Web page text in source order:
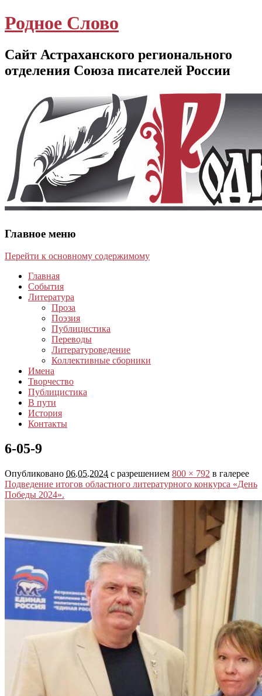
Родное Слово
Сайт Астраханского регионального
отделения Союза писателей России
Главное меню
Перейти к основному содержимому
Главная
События
Литература
Проза
Поэзия
Публицистика
Переводы
Литературоведение
Коллективные сборники
Имена
Творчество
Публицистика
В пути
История
Контакты
6-05-9
Опубликовано 06.05.2024 с разрешением 800 × 792 в галерее
Подведение итогов областного литературного конкурса «День
Победы 2024».